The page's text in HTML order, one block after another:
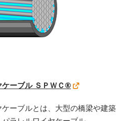
ーブル ＳＰＷＣ®
ーブルとは、大型の橋梁や建築